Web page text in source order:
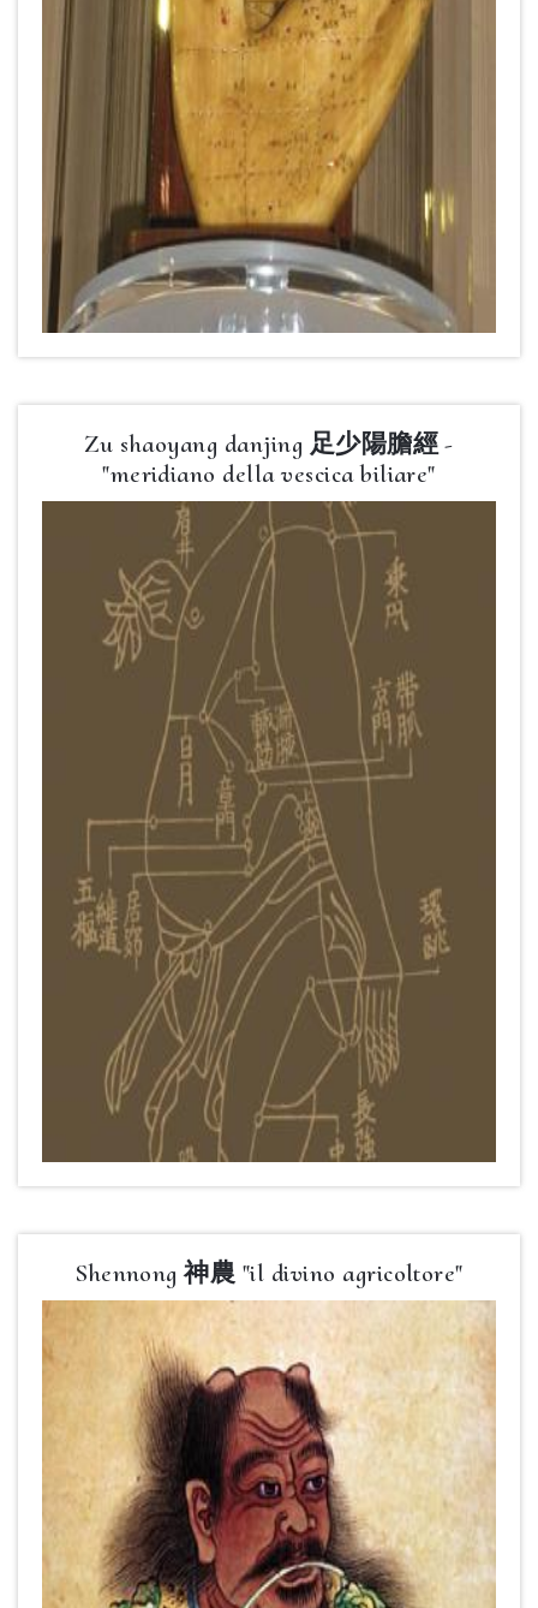
Zu shaoyang danjing 足少陽膽經 -
"meridiano della vescica biliare"
Shennong 神農 "il divino agricoltore"